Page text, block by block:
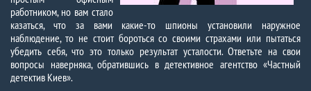
работником, но вам стало
казаться, что за вами какие-то шпионы установили наружное
наблюдение, то не стоит бороться со своими страхами или пытаться
убедить себя, что это только результат усталости. Ответьте на свои
вопросы наверняка, обратившись в детективное агентство «Частный
детектив Киев».